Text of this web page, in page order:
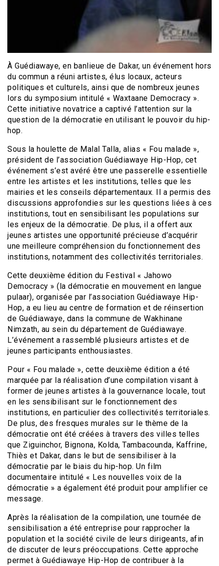
À Guédiawaye, en banlieue de Dakar, un événement hors
du commun a réuni artistes, élus locaux, acteurs
politiques et culturels, ainsi que de nombreux jeunes
lors du symposium intitulé « Waxtaane Democracy ».
Cette initiative novatrice a captivé l’attention sur la
question de la démocratie en utilisant le pouvoir du hip-
hop.
Sous la houlette de Malal Talla, alias « Fou malade »,
président de l’association Guédiawaye Hip-Hop, cet
événement s’est avéré être une passerelle essentielle
entre les artistes et les institutions, telles que les
mairies et les conseils départementaux. Il a permis des
discussions approfondies sur les questions liées à ces
institutions, tout en sensibilisant les populations sur
les enjeux de la démocratie. De plus, il a offert aux
jeunes artistes une opportunité précieuse d’acquérir
une meilleure compréhension du fonctionnement des
institutions, notamment des collectivités territoriales.
Cette deuxième édition du Festival « Jahowo
Democracy » (la démocratie en mouvement en langue
pulaar), organisée par l’association Guédiawaye Hip-
Hop, a eu lieu au centre de formation et de réinsertion
de Guédiawaye, dans la commune de Wakhinane
Nimzath, au sein du département de Guédiawaye.
L’événement a rassemblé plusieurs artistes et de
jeunes participants enthousiastes.
Pour « Fou malade », cette deuxième édition a été
marquée par la réalisation d’une compilation visant à
former de jeunes artistes à la gouvernance locale, tout
en les sensibilisant sur le fonctionnement des
institutions, en particulier des collectivités territoriales.
De plus, des fresques murales sur le thème de la
démocratie ont été créées à travers des villes telles
que Ziguinchor, Bignona, Kolda, Tambacounda, Kaffrine,
Thiès et Dakar, dans le but de sensibiliser à la
démocratie par le biais du hip-hop. Un film
documentaire intitulé « Les nouvelles voix de la
démocratie » a également été produit pour amplifier ce
message.
Après la réalisation de la compilation, une tournée de
sensibilisation a été entreprise pour rapprocher la
population et la société civile de leurs dirigeants, afin
de discuter de leurs préoccupations. Cette approche
permet à Guédiawaye Hip-Hop de contribuer à la